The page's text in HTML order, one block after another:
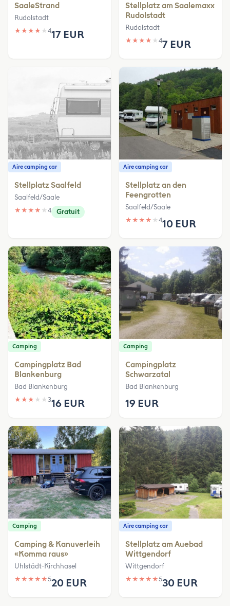
SaaleStrand
Rudolstadt
★ ★ ★ ★ ★ 417 EUR
Stellplatz am Saalemaxx
Rudolstadt
Rudolstadt
★ ★ ★ ★ ★ 47 EUR
Aire camping car
Stellplatz Saalfeld
Saalfeld/Saale
★ ★ ★ ★ ★ 4 Gratuit
Aire camping car
Stellplatz an den
Feengrotten
Saalfeld/Saale
★ ★ ★ ★ ★ 410 EUR
Camping
Campingplatz Bad
Blankenburg
Bad Blankenburg
★ ★ ★ ★ ★ 316 EUR
Camping
Campingplatz
Schwarzatal
Bad Blankenburg
19 EUR
Camping
Camping & Kanuverleih
«Komma raus»
Uhlstädt-Kirchhasel
★ ★ ★ ★ ★520 EUR
Aire camping car
Stellplatz am Auebad
Wittgendorf
Wittgendorf
★ ★ ★ ★ ★530 EUR